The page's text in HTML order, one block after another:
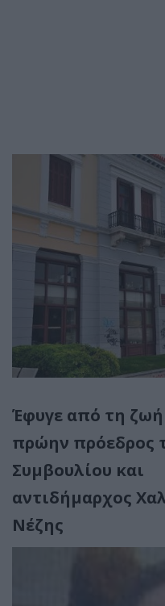
Έφυγε από τη ζωή
πρώην πρόεδρος
Συμβουλίου και
αντιδήμαρχος
Νέζης